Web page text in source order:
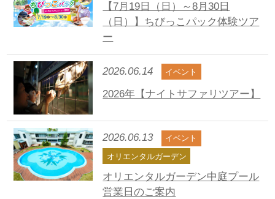
【7月19日（日）～8月30日
（日）】ちびっこパック体験ツア
ー
2026.06.14 イベント
2026年【ナイトサファリツアー】
2026.06.13
イベント
オリエンタルガーデン
オリエンタルガーデン中庭プール
営業日のご案内